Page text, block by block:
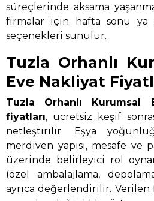
süreçlerinde aksama
firmalar için hafta sonu ya
seçenekleri sunulur.
Tuzla Orhanlı
Eve Nakliyat
Tuzla Orhanlı Kurumsal
fiyatları, ücretsiz keşif
netleştirilir. Eşya
merdiven yapısı, mesafe
üzerinde belirleyici rol
(özel ambalajlama,
ayrıca değerlendirilir.